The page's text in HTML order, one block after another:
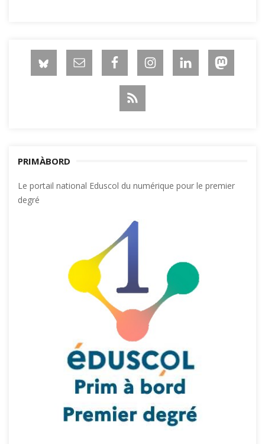
PRIMÀBORD
Le portail national Eduscol du numérique pour le premier
degré